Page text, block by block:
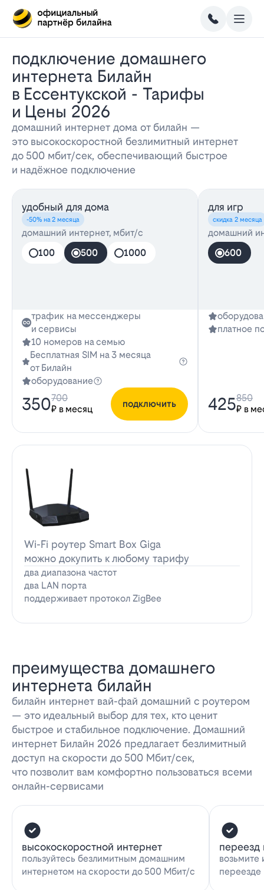
Подключение домашнего
интернета Билайн
в Ессентукской - Тарифы
и Цены 2026
домашний интернет дома от билайн —
это высокоскоростной безлимитный интернет
до 500 мбит/сек, обеспечивающий быстрое
и надёжное подключение
удобный для дома
-50% на 2 месяца
домашний интернет, мбит/с
100
500 1000
трафик на мессенджеры
и сервисы
10 номеров на семью
Бесплатная SIM на 3 месяца
от Билайн
оборудование
350₽ в месяц
700
подключить
для игр
скидка 2 месяца
домашний
600
платное
425₽ в
850
Wi-Fi роутер Smart Box Giga
можно докупить к любому тарифу
два диапазона частот
два LAN порта
поддерживает протокол ZigBee
преимущества домашнего
интернета билайн
билайн интернет вай-фай домашний с роутером
— это идеальный выбор для тех, кто ценит
быстрое и стабильное подключение. Домашний
интернет Билайн 2026 предлагает безлимитный
доступ на скорости до 500 Мбит/сек,
что позволит вам комфортно пользоваться всеми
онлайн-сервисами
высокоскоростной интернет
пользуйтесь безлимитным домашним
интернетом на скорости до 500 Мбит/с
переезд
возьмите
переезде